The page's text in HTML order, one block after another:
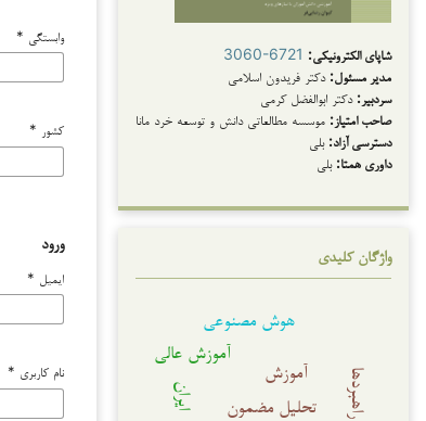
شاپای الکترونیکی: 3060-6721
مدیر مسئول: دکتر فریدون اسلامی
سردبیر: دکتر ابوالفضل کرمی
صاحب امتیاز: موسسه مطالعاتی دانش و توسعه خرد مانا
دسترسی آزاد: بلی
داوری همتا: بلی
واژگان کلیدی
تحلیل مضمون
آموزش
آموزش عالی
هوش مصنوعی
ایران راهبردها
وابستگی *
کشور *
ورود
ایمیل *
نام کاربری *